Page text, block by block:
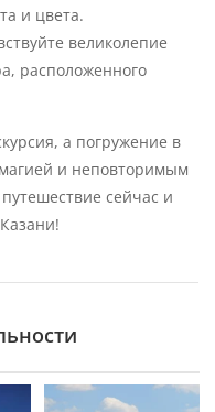
и цвета.
великолепие
расположенного
а погружение в
и неповторимым
сейчас и